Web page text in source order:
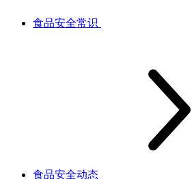
食品安全常识
食品安全动态